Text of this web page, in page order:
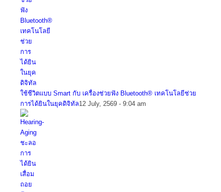
ใช้ชีวิตแบบ Smart กับ เครื่องช่วยฟัง Bluetooth® เทคโนโลยีช่วย
การได้ยินในยุคดิจิทัล12 July, 2569 - 9:04 am